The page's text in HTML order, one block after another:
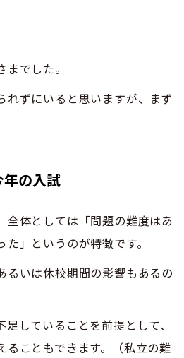
でした。
れずにいると思いますが、まず
の入試
全体としては「問題の難度はあ
」というのが特徴です。
るいは休校期間の影響もあるの
していることを前提として、
ることもできます。（私立の難